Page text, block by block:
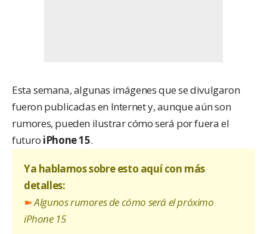
Esta semana, algunas imágenes que se divulgaron
fueron publicadas en Internet y, aunque aún son
rumores, pueden ilustrar cómo será por fuera el
futuro iPhone 15.
Ya hablamos sobre esto aquí con más
detalles:
➽Algunos rumores de cómo será el próximo
iPhone 15